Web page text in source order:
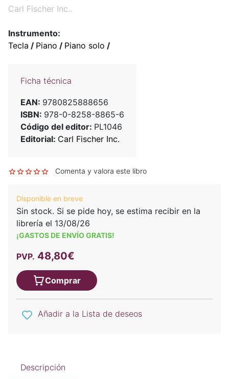
Carl Fischer Inc..
Instrumento:
Tecla / Piano / Piano solo /
Ficha técnica
EAN: 9780825888656
ISBN: 978-0-8258-8865-6
Código del editor: PL1046
Editorial: Carl Fischer Inc.
Comenta y valora este libro
Disponible en breve
Sin stock. Si se pide hoy, se estima recibir en la
librería el 13/08/26
¡GASTOS DE ENVÍO GRATIS!
PVP. 48,80€
Comprar
Añadir a la Lista de deseos
Descripción